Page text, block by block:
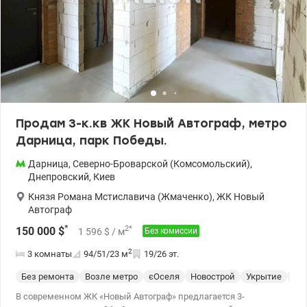
инфраструктура, необходимая для комфортного проживания:
магазины, аптеки, маркеты, кофейни, банкоматы, отделения
почты, рынок, больницы, университет, колледж, парк «Победа» с
озером, лес. Удобная транспортная доступность -метр Дарница
– 20 мин пешком. Рядом супермаркеты: Сильпо, Варус, Новус,
Рынок Юность Цена: 85000 у.е. Тел. 050 355 37 46 Екатерина
valion.ua/ 1150627
Продам 3-к.кв ЖК Новый Автограф, метро
Дарница, парк Победы.
Дарница, Северно-Броварской (Комсомольский),
Днепровский, Киев
Князя Романа Мстиславича (Жмаченко), ЖК Новый
Автограф
150 000 $* 1 596 $ / м2* Без комиссии
3 комнаты 94/51/23 м2 19/26 эт.
Без ремонта Возле метро єОселя Новострой Укрытие
В современном ЖК «Новый Автограф» предлагается 3-